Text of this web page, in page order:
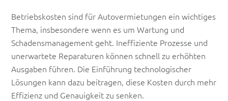
Betriebskosten sind für Autovermietungen ein wichtiges
Thema, insbesondere wenn es um Wartung und
Schadensmanagement geht. Ineffiziente Prozesse und
unerwartete Reparaturen können schnell zu erhöhten
Ausgaben führen. Die Einführung technologischer
Lösungen kann dazu beitragen, diese Kosten durch mehr
Effizienz und Genauigkeit zu senken.